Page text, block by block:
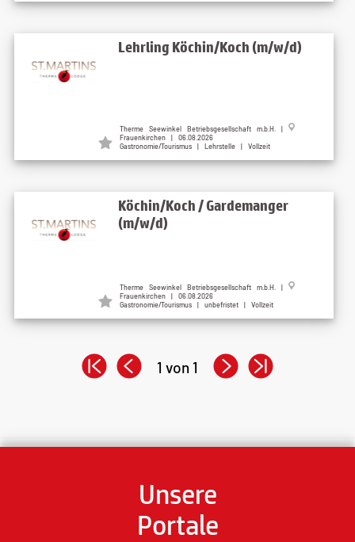
Lehrling Köchin/Koch (m/w/d)
Therme Seewinkel Betriebsgesellschaft m.b.H. |
Frauenkirchen | 06.08.2026
Gastronomie/Tourismus | Lehrstelle | Vollzeit
Köchin/Koch / Gardemanger
(m/w/d)
Therme Seewinkel Betriebsgesellschaft m.b.H. |
Frauenkirchen | 06.08.2026
Gastronomie/Tourismus | unbefristet | Vollzeit
1 von 1
Unsere
Portale